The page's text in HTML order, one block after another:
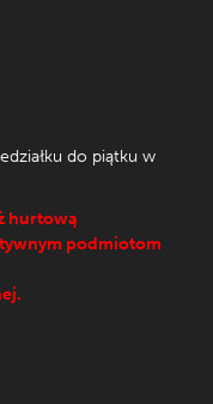
do piątku w
hurtową
podmiotom